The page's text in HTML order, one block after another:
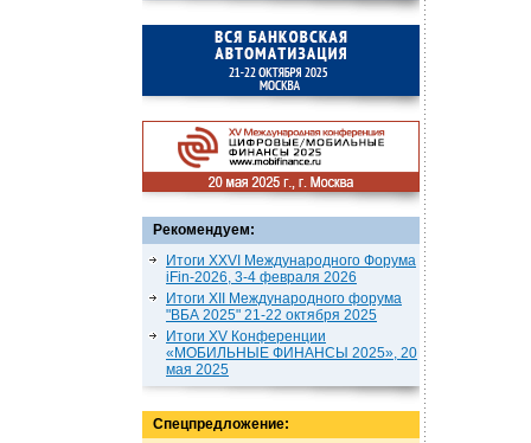
Рекомендуем:
Итоги XXVI Международного Форума
iFin-2026, 3-4 февраля 2026
Итоги XII Международного форума
"ВБА 2025" 21-22 октября 2025
Итоги XV Конференции
«МОБИЛЬНЫЕ ФИНАНСЫ 2025», 20
мая 2025
Спецпредложение: